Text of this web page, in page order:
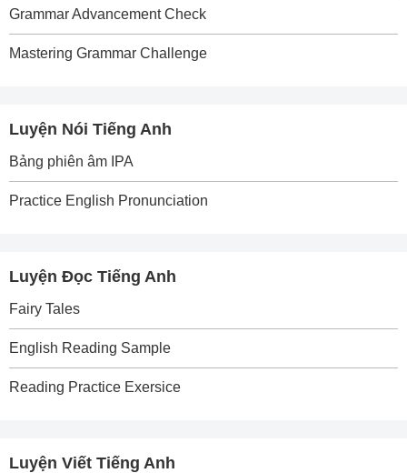
Grammar Advancement Check
Mastering Grammar Challenge
Luyện Nói Tiếng Anh
Bảng phiên âm IPA
Practice English Pronunciation
Luyện Đọc Tiếng Anh
Fairy Tales
English Reading Sample
Reading Practice Exersice
Luyện Viết Tiếng Anh